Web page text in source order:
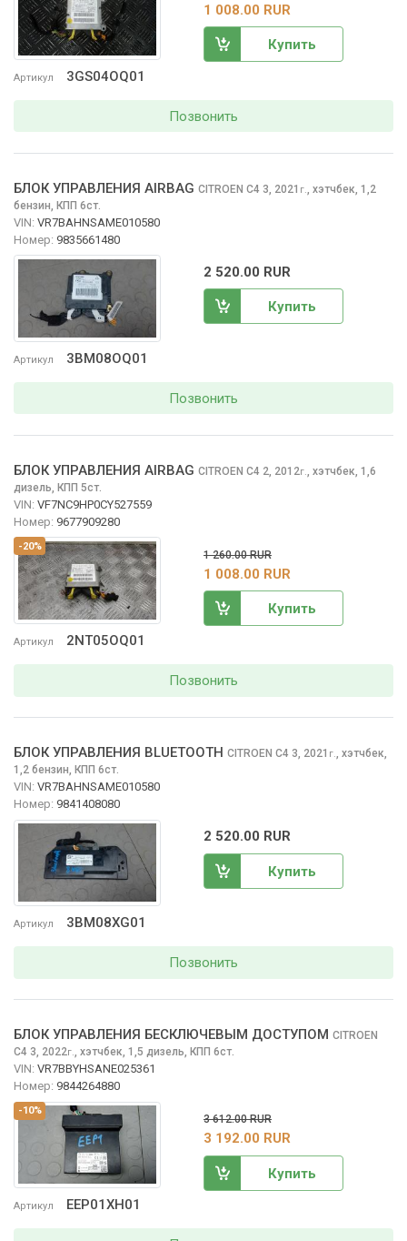
Артикул 3GS04OQ01
1 008.00 RUR
Купить
Позвонить
Артикул 3BM08OQ01
БЛОК УПРАВЛЕНИЯ AIRBAG CITROEN C4 3, 2021 г., хэтчбек, 1,2
бензин, КПП 6ст.
VIN: VR7BAHNSAME010580
Номер: 9835661480
2 520.00 RUR
Купить
Позвонить
-20%
Артикул 2NT05OQ01
БЛОК УПРАВЛЕНИЯ AIRBAG CITROEN C4 2, 2012г., хэтчбек, 1,6
дизель, КПП 5ст.
VIN: VF7NC9HP0CY527559
Номер: 9677909280
1 260.00 RUR
1 008.00 RUR
Купить
Позвонить
Артикул 3BM08XG01
БЛОК УПРАВЛЕНИЯ BLUETOOTH CITROEN C4 3, 2021 г., хэтчбек,
1,2 бензин, КПП 6ст.
VIN: VR7BAHNSAME010580
Номер: 9841408080
2 520.00 RUR
Купить
Позвонить
-10%
Артикул EEP01XH01
БЛОК УПРАВЛЕНИЯ БЕСКЛЮЧЕВЫМ ДОСТУПОМ CITROEN
C4 3, 2022г., хэтчбек, 1,5 дизель, КПП 6ст.
VIN: VR7BBYHSANE025361
Номер: 9844264880
3 612.00 RUR
3 192.00 RUR
Купить